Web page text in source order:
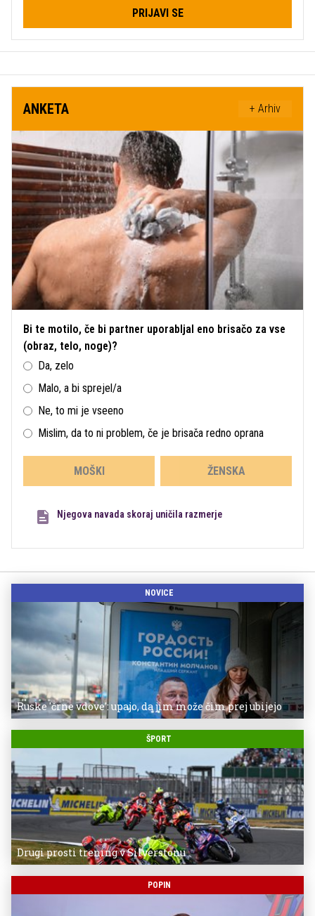
PRIJAVI SE
ANKETA + Arhiv
Bi te motilo, če bi partner uporabljal eno brisačo za vse
(obraz, telo, noge)?
Da, zelo
Malo, a bi sprejel/a
Ne, to mi je vseeno
Mislim, da to ni problem, če je brisača redno oprana
MOŠKI ŽENSKA
Njegova navada skoraj uničila razmerje
NOVICE
Ruske 'črne vdove': upajo, da jim može čim prej ubijejo
ŠPORT
Drugi prosti trening v Silverstonu
POPIN